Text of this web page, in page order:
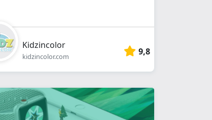
Kidzincolor
kidzincolor.com 9,8